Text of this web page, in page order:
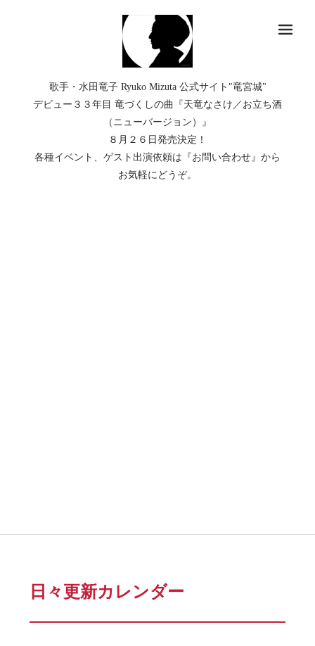
歌手・水田竜子 Ryuko Mizuta 公式サイト"竜宮城"
デビュー３３年目 竜づくしの曲『天竜なさけ／お立ち酒
（ニューバージョン）』
８月２６日発売決定！
各種イベント、ゲスト出演依頼は『お問い合わせ』から
お気軽にどうぞ。
日々更新カレンダー